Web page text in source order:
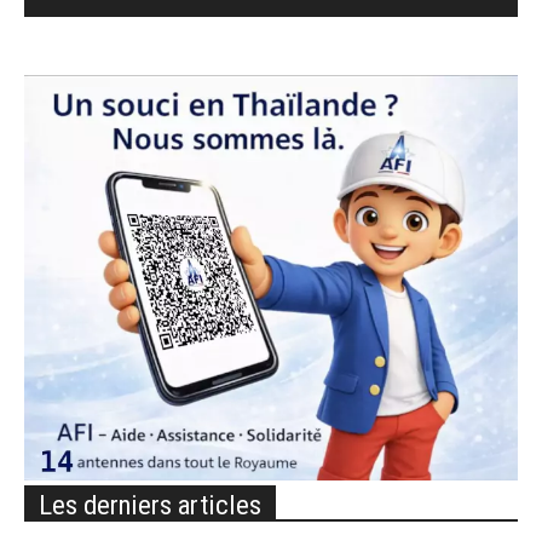
Les derniers articles